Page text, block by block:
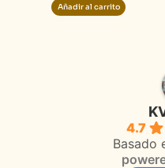
Añadir al carrito
4.7
Basado